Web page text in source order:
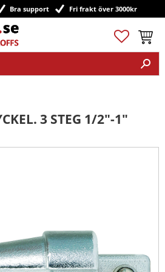
Bra support Fri frakt över 3000kr
Favoriter
3 STEG 1/2"-1"